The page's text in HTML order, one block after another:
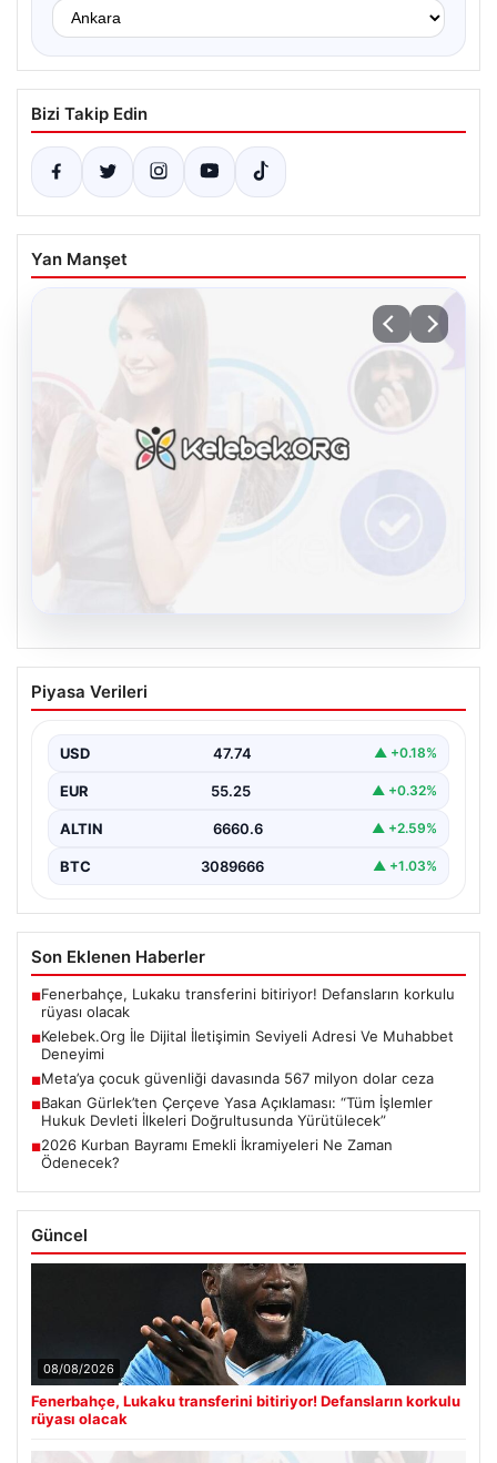
Bizi Takip Edin
Yan Manşet
Kelebek.Org İle Dijital İletişimin Seviyeli
Adresi Ve Muhabbet Deneyimi
kurması büyük bir hassasiyet ifade etmektedir.
Günümüzde…
Piyasa Verileri
USD 47.74 ▲ +0.18%
EUR 55.25 ▲ +0.32%
ALTIN 6660.6 ▲ +2.59%
BTC 3089666 ▲ +1.03%
Son Eklenen Haberler
■Fenerbahçe, Lukaku transferini bitiriyor! Defansların korkulu
rüyası olacak
■Kelebek.Org İle Dijital İletişimin Seviyeli Adresi Ve Muhabbet
Deneyimi
■Meta’ya çocuk güvenliği davasında 567 milyon dolar ceza
■Bakan Gürlek’ten Çerçeve Yasa Açıklaması: “Tüm İşlemler
Hukuk Devleti İlkeleri Doğrultusunda Yürütülecek”
■2026 Kurban Bayramı Emekli İkramiyeleri Ne Zaman
Ödenecek?
Güncel
08/08/2026
Fenerbahçe, Lukaku transferini bitiriyor! Defansların korkulu
rüyası olacak